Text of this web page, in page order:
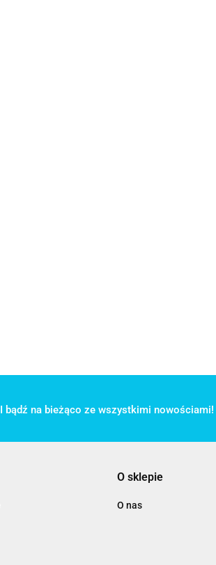
I bądź na bieżąco ze wszystkimi nowościami!
O sklepie
O nas